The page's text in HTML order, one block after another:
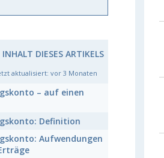
DIESES ARTIKELS
aktualisiert: vor 3 Monaten
– auf einen
Definition
Aufwendungen